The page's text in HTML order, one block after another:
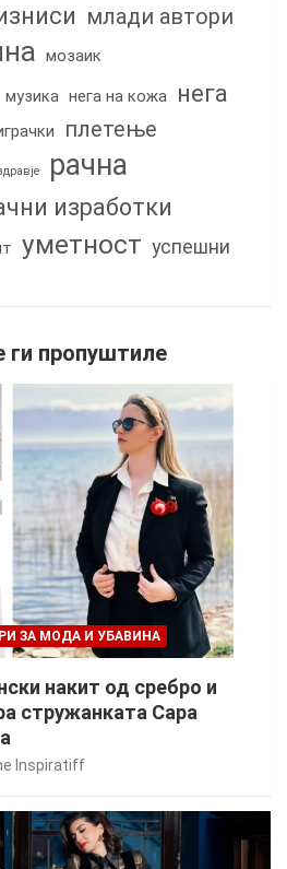
млади автори
мозаик
музика нега на кожа
нега
плетење
рачна
изработки
уметност успешни
ги пропуштиле
ЗА МОДА И УБАВИНА
накит од сребро и
стружанката Сара
Inspiratiff